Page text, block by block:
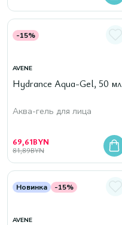
-15%
AVENE
Hydrance Aqua-Gel, 50 мл
Аква-гель для лица
69,61BYN
81,89BYN
Новинка -15%
AVENE